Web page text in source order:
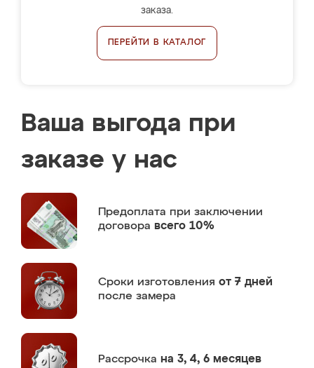
заказа.
ПЕРЕЙТИ В КАТАЛОГ
Ваша выгода при
заказе у нас
Предоплата при заключении
договора всего 10%
Сроки изготовления от 7 дней
после замера
Рассрочка на 3, 4, 6 месяцев